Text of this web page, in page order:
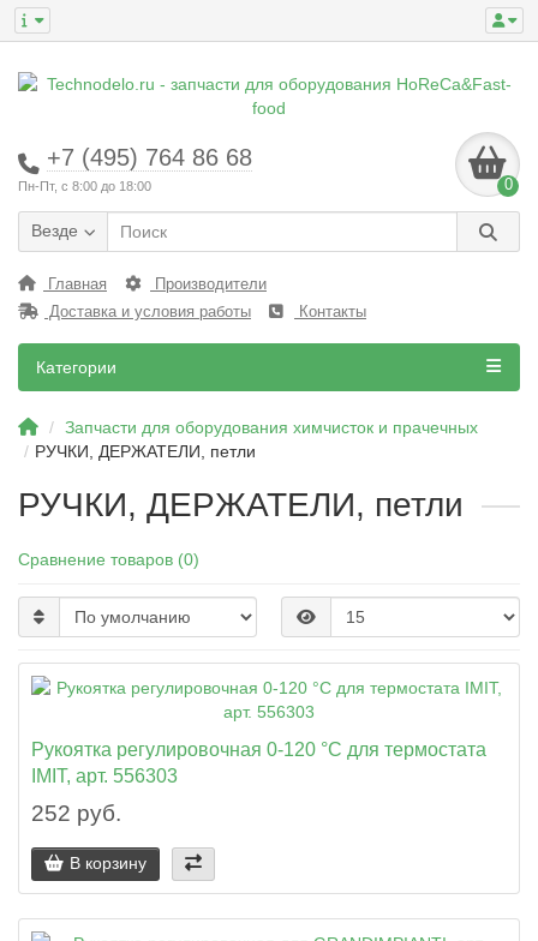
+7 (495) 764 86 68
Пн-Пт, с 8:00 до 18:00 0
Везде
Главная
Производители
Доставка и условия работы
Контакты
Категории
Запчасти для оборудования химчисток и прачечных
РУЧКИ, ДЕРЖАТЕЛИ, петли
РУЧКИ, ДЕРЖАТЕЛИ, петли
Сравнение товаров (0)
Рукоятка регулировочная 0-120 °C для термостата
IMIT, арт. 556303
252 руб.
В корзину